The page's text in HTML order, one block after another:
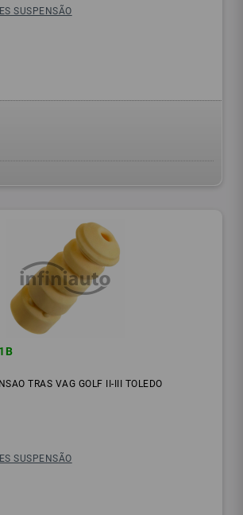
SUSPENSÃO
TRAS VAG GOLF II-III TOLEDO
SUSPENSÃO